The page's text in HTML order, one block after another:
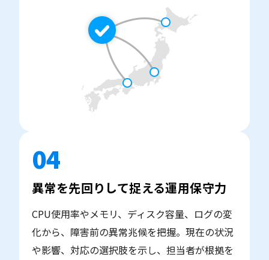
04
異常を先回りして捉える運用保守力
CPU使用率やメモリ、ディスク容量、ログの変
化から、障害前の異常兆候を把握。現在の状況
や影響、対応の選択肢を示し、担当者が根拠を